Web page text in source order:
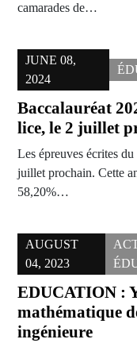
camarades de…
JUNE 08,
2024
Baccalauréat
lice, le 2 juillet
Les épreuves écrites
juillet prochain. Cette
58,20%…
AUGUST
04, 2023
EDUCATION :
mathématique
ingénieure